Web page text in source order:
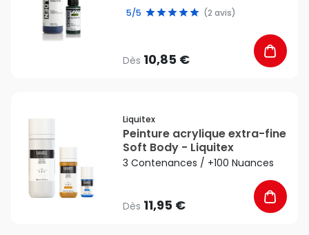
5/5 (2 avis)
Dès 10,85 €
Liquitex
Peinture acrylique extra-fine
Soft Body - Liquitex
3 Contenances / +100 Nuances
Dès 11,95 €